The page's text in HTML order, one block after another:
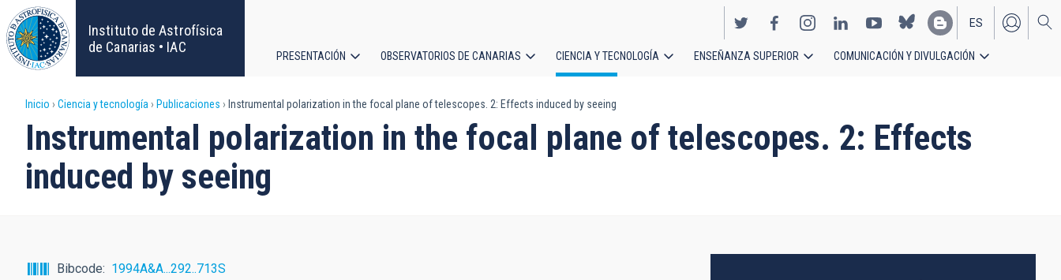
Pasar
al
contenido
principal
Instituto de Astrofísica
de Canarias • IAC
EN
ES
principal
PRESENTACIÓN OBSERVATORIOS DE CANARIAS CIENCIA Y TECNOLOGÍA ENSEÑANZA SUPERIOR COMUNICACIÓN Y DIVULGACIÓN
Sobrescribir
enlaces
de
a
Inicio Ciencia y tecnología Publicaciones Instrumental polarization in the focal plane of telescopes. 2: Effects induced by seeing
Instrumental polarization in the focal plane of telescopes. 2: Effects
induced by seeing
Bibcode 1994A&A...292..713S